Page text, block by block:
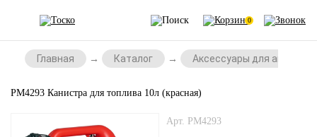
0
Главная Каталог Аксессуары для
PM4293 Канистра для топлива 10л (красная)
Арт. PM4293